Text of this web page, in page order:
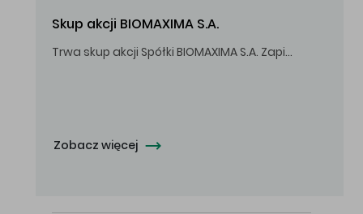
Skup akcji BIOMAXIMA S.A.
Trwa skup akcji Spółki BIOMAXIMA S.A. Zapisy do 4 sierpnia 2026 r. do godz. 16.00.
Zobacz więcej